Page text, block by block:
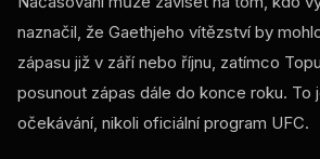
naznačil, že Gaethjeho vítězství by
zápasu již v září nebo říjnu, zatímco
posunout zápas dále do konce roku. To
očekávání, nikoli oficiální program UFC.